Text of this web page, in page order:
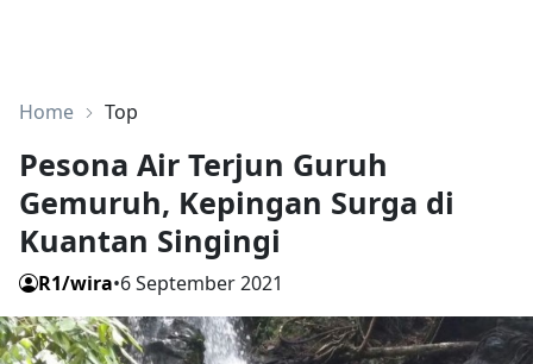
Home Top
Pesona Air Terjun Guruh
Gemuruh, Kepingan Surga di
Kuantan Singingi
R1/wira•6 September 2021